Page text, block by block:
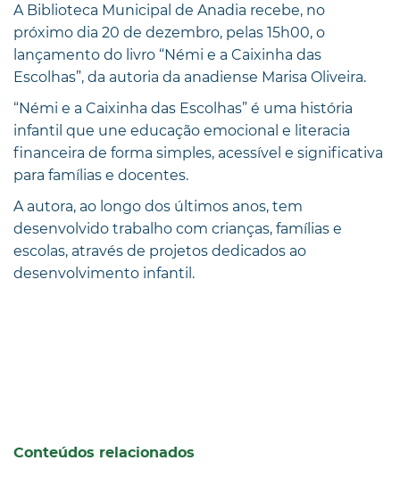
A Biblioteca Municipal de Anadia recebe, no
próximo dia 20 de dezembro, pelas 15h00, o
lançamento do livro “Némi e a Caixinha das
Escolhas”, da autoria da anadiense Marisa Oliveira.
“Némi e a Caixinha das Escolhas” é uma história
infantil que une educação emocional e literacia
financeira de forma simples, acessível e significativa
para famílias e docentes.
A autora, ao longo dos últimos anos, tem
desenvolvido trabalho com crianças, famílias e
escolas, através de projetos dedicados ao
desenvolvimento infantil.
Conteúdos relacionados